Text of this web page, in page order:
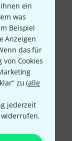
ein
was
Beispiel
Anzeigen
das für
Cookies
zu (alle
jederzeit
widerrufen.
drei Monate
(Fast)
nützliche
kam mir
Dinge mit